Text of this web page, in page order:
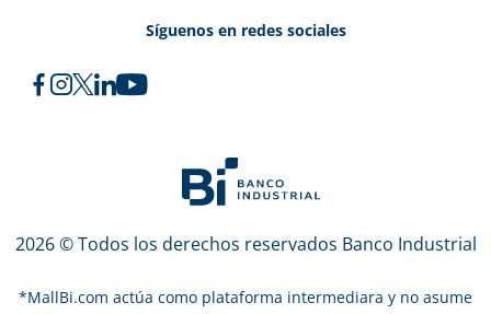
Síguenos en redes sociales
2026 © Todos los derechos reservados Banco Industrial
*MallBi.com actúa como plataforma intermediara y no asume